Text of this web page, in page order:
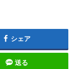
シェア
送る